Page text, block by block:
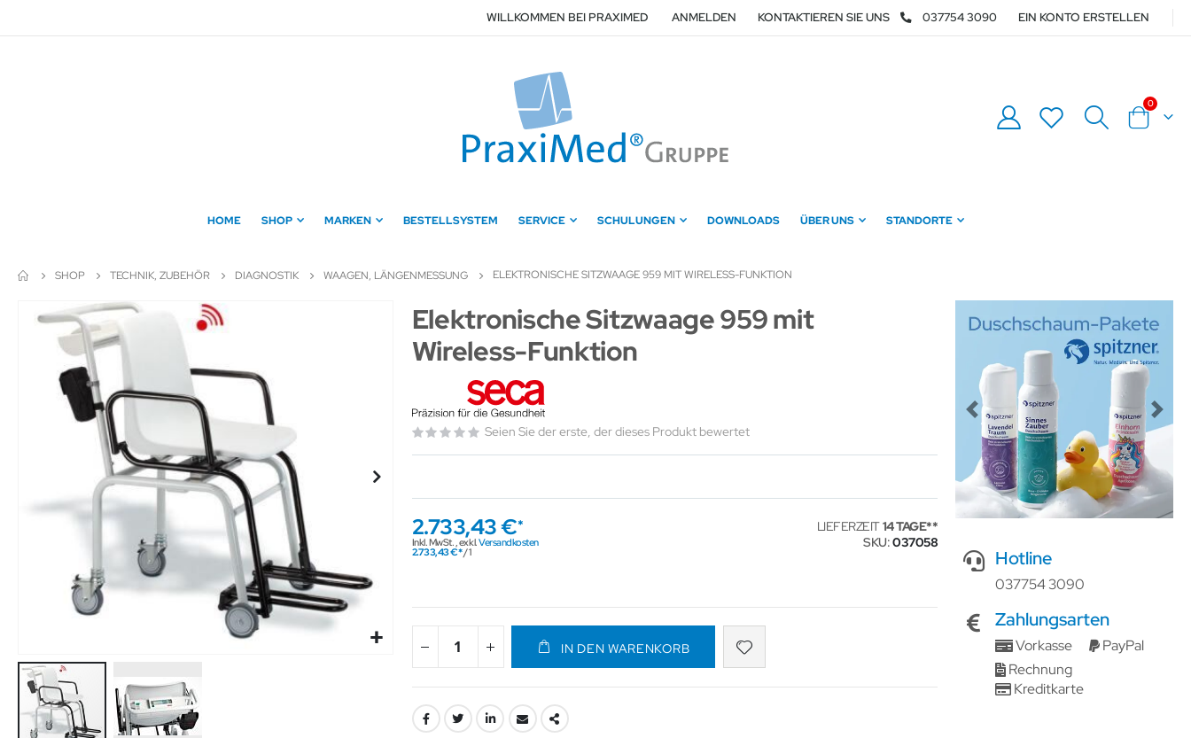
zum
WILLKOMMEN BEI PRAXIMED ANMELDEN KONTAKTIEREN SIE UNS 037754 3090 EIN KONTO ERSTELLEN
Warenkorb
0Artikel
HOME SHOP MARKEN BESTELLSYSTEM SERVICE SCHULUNGEN DOWNLOADS ÜBER UNS STANDORTE
SHOP TECHNIK, ZUBEHÖR DIAGNOSTIK WAAGEN, LÄNGENMESSUNG ELEKTRONISCHE SITZWAAGE 959 MIT WIRELESS-FUNKTION
Ende
Bildergalerie
springen
Zum
Anfang
der
Bildergalerie
Elektronische Sitzwaage 959 mit
Wireless-Funktion
Seien Sie der erste, der dieses Produkt bewertet
2.733,43 €
Inkl. MwSt. exkl.Versandkosten
2.733,43 € / 1
LIEFERZEIT14 TAGE
SKU 037058
IN DEN WARENKORB
Previous Next
Hotline
037754 3090
Zahlungsarten
Vorkasse
PayPal
Rechnung
Kreditkarte